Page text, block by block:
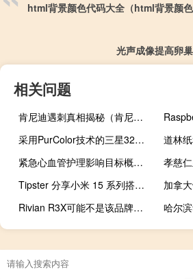
html背景颜色代码大全（html背景颜色
光声成像提高卵
相关问题
肯尼迪遇刺真相揭秘（肯尼迪遇刺真相）
采用PurColor技术的三星32英寸高清智能电视在印度推出
紧急心血管护理影响目标概述了三个目标需求
Tipster 分享小米 15 系列搭载 Snapdragon 8 Gen 4 的生产时间表信息
Rivian R3X可能不是该品牌产品线中唯一外观坚固的型号